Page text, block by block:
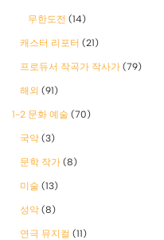
무한도전 (14)
캐스터 리포터 (21)
프로듀서 작곡가 작사가 (79)
해외 (91)
1-2 문화 예술 (70)
국악 (3)
문학 작가 (8)
미술 (13)
성악 (8)
연극 뮤지컬 (11)